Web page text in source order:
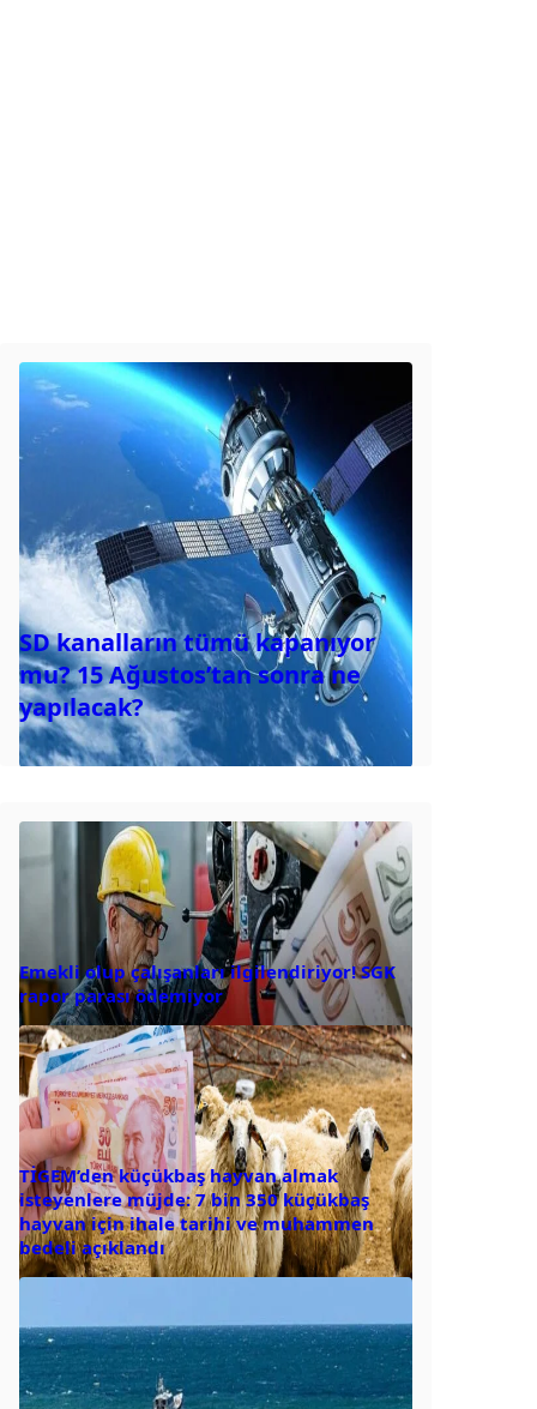
SD kanalların tümü kapanıyor
mu? 15 Ağustos’tan sonra ne
yapılacak?
Emekli olup çalışanları ilgilendiriyor! SGK
rapor parası ödemiyor
TİGEM’den küçükbaş hayvan almak
isteyenlere müjde: 7 bin 350 küçükbaş
hayvan için ihale tarihi ve muhammen
bedeli açıklandı